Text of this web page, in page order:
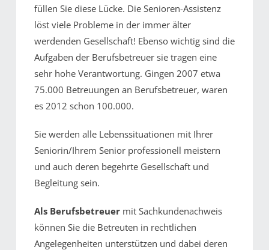
füllen Sie diese Lücke. Die Senioren-Assistenz
löst viele Probleme in der immer älter
werdenden Gesellschaft! Ebenso wichtig sind die
Aufgaben der Berufsbetreuer sie tragen eine
sehr hohe Verantwortung. Gingen 2007 etwa
75.000 Betreuungen an Berufsbetreuer, waren
es 2012 schon 100.000.
Sie werden alle Lebenssituationen mit Ihrer
Seniorin/Ihrem Senior professionell meistern
und auch deren begehrte Gesellschaft und
Begleitung sein.
Als Berufsbetreuermit Sachkundenachweis
können Sie die Betreuten in rechtlichen
Angelegenheiten unterstützen und dabei deren